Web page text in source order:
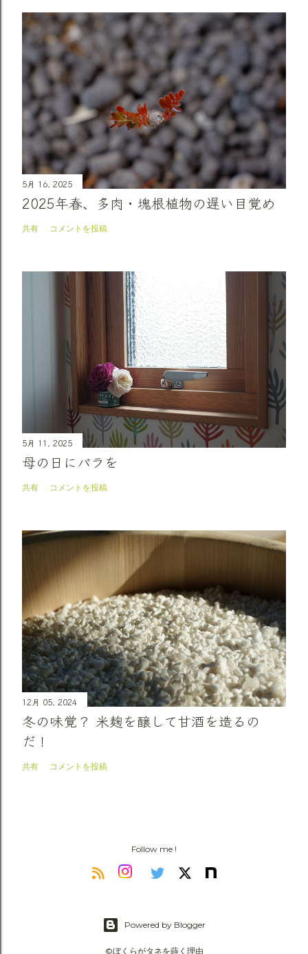
5月 16, 2025
2025年春、多肉・塊根植物の遅い目覚め
共有 コメントを投稿
5月 11, 2025
母の日にバラを
共有 コメントを投稿
12月 05, 2024
冬の味覚？ 米麹を醸して甘酒を造るの
だ！
共有 コメントを投稿
Follow me !
Powered by Blogger
©ぼくらがタネを蒔く理由